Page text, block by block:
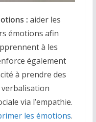
:aider les
émotions afin
à les
également
à prendre des
verbalisation
via l’empathie.
les émotions.